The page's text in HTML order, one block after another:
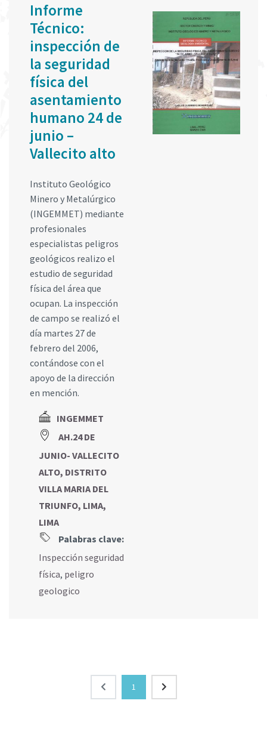
Informe
Técnico:
inspección de
la seguridad
física del
asentamiento
humano 24 de
junio –
Vallecito alto
Instituto Geológico
Minero y Metalúrgico
(INGEMMET) mediante
profesionales
especialistas peligros
geológicos realizo el
estudio de seguridad
física del área que
ocupan. La inspección
de campo se realizó el
día martes 27 de
febrero del 2006,
contándose con el
apoyo de la dirección
en mención.
INGEMMET
AH.24 DE
JUNIO- VALLECITO
ALTO, DISTRITO
VILLA MARIA DEL
TRIUNFO, LIMA,
LIMA
Palabras clave:
Inspección seguridad
física, peligro
geologico
1